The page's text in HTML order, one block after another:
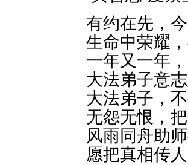
有约在先，
生命中荣耀
一年又一年
大法弟子意
大法弟子，
无怨无恨，
风雨同舟助
愿把真相传